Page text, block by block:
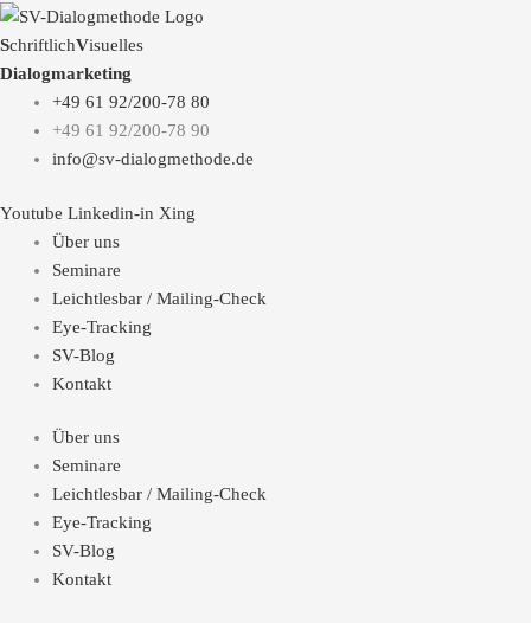
SchriftlichVisuelles
Dialogmarketing
+49 61 92/200-78 80
+49 61 92/200-78 90
info@sv-dialogmethode.de
Youtube Linkedin-in Xing
Über uns
Seminare
Leichtlesbar / Mailing-Check
Eye-Tracking
SV-Blog
Kontakt
Über uns
Seminare
Leichtlesbar / Mailing-Check
Eye-Tracking
SV-Blog
Kontakt